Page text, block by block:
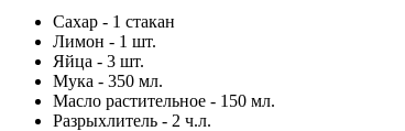
Сахар - 1 стакан
Лимон - 1 шт.
Яйца - 3 шт.
Мука - 350 мл.
Масло растительное - 150 мл.
Разрыхлитель - 2 ч.л.